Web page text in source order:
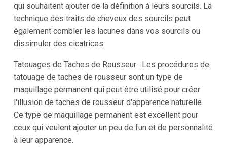
qui souhaitent ajouter de la définition à leurs sourcils. La
technique des traits de cheveux des sourcils peut
également combler les lacunes dans vos sourcils ou
dissimuler des cicatrices.
Tatouages de Taches de Rousseur : Les procédures de
tatouage de taches de rousseur sont un type de
maquillage permanent qui peut être utilisé pour créer
l'illusion de taches de rousseur d'apparence naturelle.
Ce type de maquillage permanent est excellent pour
ceux qui veulent ajouter un peu de fun et de personnalité
à leur apparence.